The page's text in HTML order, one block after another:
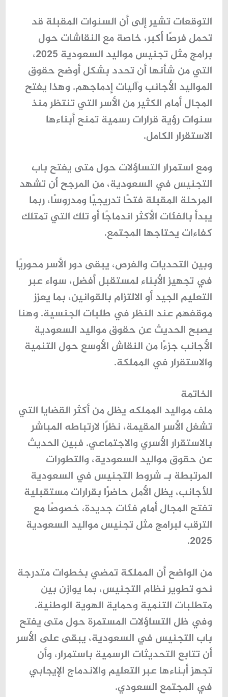
التوقعات تشير إلى أن السنوات المقبلة قد
تحمل فرصًا أكبر، خاصة مع النقاشات حول
برامج مثلتجنيس مواليد السعودية 2025
،
التي من شأنها أن تحدد بشكل أوضح حقوق
المواليد الأجانب وآليات إدماجهم. وهذا يفتح
المجال أمام الكثير من الأسر التي تنتظر منذ
سنوات رؤية قرارات رسمية تمنح أبناءها
الاستقرار الكامل.
ومع استمرار التساؤلات حولمتى يفتح باب
التجنيس في السعودية، من المرجح أن تشهد
المرحلة المقبلة فتحًا تدريجيًا ومدروسًا، ربما
يبدأ بالفئات الأكثر اندماجًا أو تلك التي تمتلك
كفاءات يحتاجها المجتمع.
وبين التحديات والفرص، يبقى دور الأسر محوريًا
في تجهيز الأبناء لمستقبل أفضل، سواء عبر
التعليم الجيد أو الالتزام بالقوانين، بما يعزز
موقفهم عند النظر في طلبات الجنسية. وهنا
يصبح الحديث عن حقوق مواليد السعودية
الأجانب جزءًا من النقاش الأوسع حول التنمية
والاستقرار في المملكة.
الخاتمة
ملفمواليد المملكه يظل من أكثر القضايا التي
تشغل الأسر المقيمة، نظرًا لارتباطه المباشر
بالاستقرار الأسري والاجتماعي. فبين الحديث
عن حقوق مواليد السعودية، والتطورات
المرتبطة بـشروط التجنيس في السعودية
للأجانب، يظل الأمل حاضرًا بقرارات مستقبلية
تفتح المجال أمام فئات جديدة، خصوصًا مع
الترقب لبرامج مثلتجنيس مواليد السعودية
2025
.
من الواضح أن المملكة تمضي بخطوات متدرجة
نحو تطوير نظام التجنيس، بما يوازن بين
متطلبات التنمية وحماية الهوية الوطنية.
وفي ظل التساؤلات المستمرة حول متى يفتح
باب التجنيس في السعودية، يبقى على الأسر
أن تتابع التحديثات الرسمية باستمرار، وأن
تجهز أبناءها عبر التعليم والاندماج الإيجابي
في المجتمع السعودي.